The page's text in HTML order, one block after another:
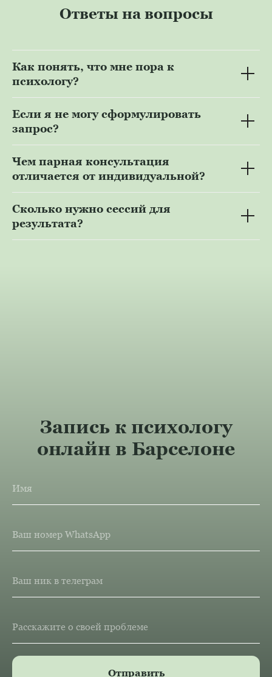
Ответы на вопросы
Как понять, что мне пора к
психологу?
Если я не могу сформулировать
запрос?
Чем парная консультация
отличается от индивидуальной?
Сколько нужно сессий для
результата?
Запись к психологу
онлайн в Барселоне
Имя
Ваш номер WhatsApp
Ваш ник в телеграм
Расскажите о своей проблеме
Отправить